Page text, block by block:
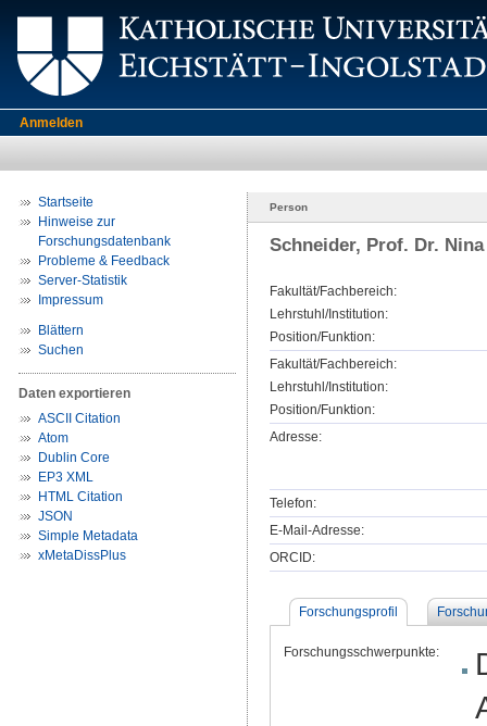
Anmelden
Startseite
Hinweise zur
Forschungsdatenbank
Probleme & Feedback
Server-Statistik
Impressum
Blättern
Suchen
Daten exportieren
ASCII Citation
Atom
Dublin Core
EP3 XML
HTML Citation
JSON
Simple Metadata
xMetaDissPlus
Person
Schneider, Prof. Dr. Nina
Fakultät/Fachbereich:
Lehrstuhl/Institution:
Position/Funktion:
Fakultät/Fachbereich:
Lehrstuhl/Institution:
Position/Funktion:
Adresse:
Telefon:
E-Mail-Adresse:
ORCID:
Forschungsprofil
Forschungsschwerpunkte: